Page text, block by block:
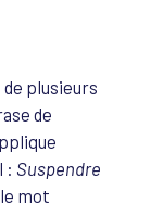
plusieurs
de
: Suspendre
mot